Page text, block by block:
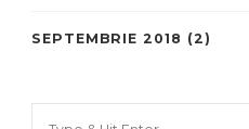
SEPTEMBRIE 2018 (2)